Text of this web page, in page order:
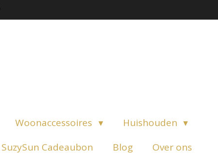
Woonaccessoires
Huishouden
SuzySun Cadeaubon Blog
Over ons